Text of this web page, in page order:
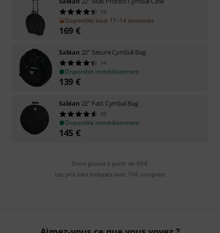
14
Disponible sous 11–14 semaines
169 €
Sabian 22" Secure Cymbal Bag
14
Disponible immédiatement
139 €
Sabian 22" Fast Cymbal Bag
20
Disponible immédiatement
145 €
Envoi gratuit à partir de 69 €
Les prix sont indiqués avec TVA comprise